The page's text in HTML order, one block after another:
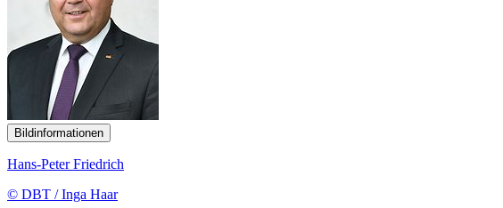
Bildinformationen
Hans-Peter Friedrich
© DBT / Inga Haar